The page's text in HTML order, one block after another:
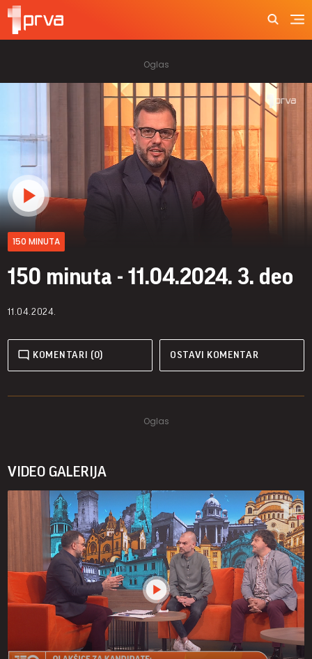
150 MINUTA
150 minuta - 11.04.2024. 3. deo
11.04.2024.
KOMENTARI (0) OSTAVI KOMENTAR
VIDEO GALERIJA